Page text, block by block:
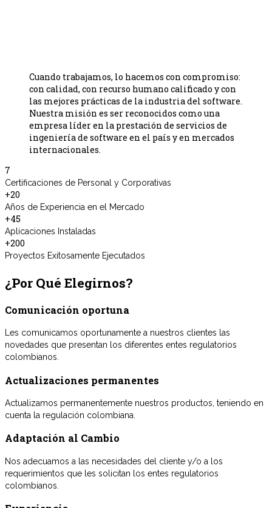
Cuando trabajamos, lo hacemos con compromiso:
con calidad, con recurso humano calificado y con
las mejores prácticas de la industria del software.
Nuestra misión es ser reconocidos como una
empresa líder en la prestación de servicios de
ingeniería de software en el país y en mercados
internacionales.
7
Certificaciones de Personal y Corporativas
+20
Años de Experiencia en el Mercado
+45
Aplicaciones Instaladas
+200
Proyectos Exitosamente Ejecutados
¿Por Qué Elegirnos?
Comunicación oportuna
Les comunicamos oportunamente a nuestros clientes las
novedades que presentan los diferentes entes regulatorios
colombianos.
Actualizaciones permanentes
Actualizamos permanentemente nuestros productos, teniendo en
cuenta la regulación colombiana.
Adaptación al Cambio
Nos adecuamos a las necesidades del cliente y/o a los
requerimientos que les solicitan los entes regulatorios
colombianos.